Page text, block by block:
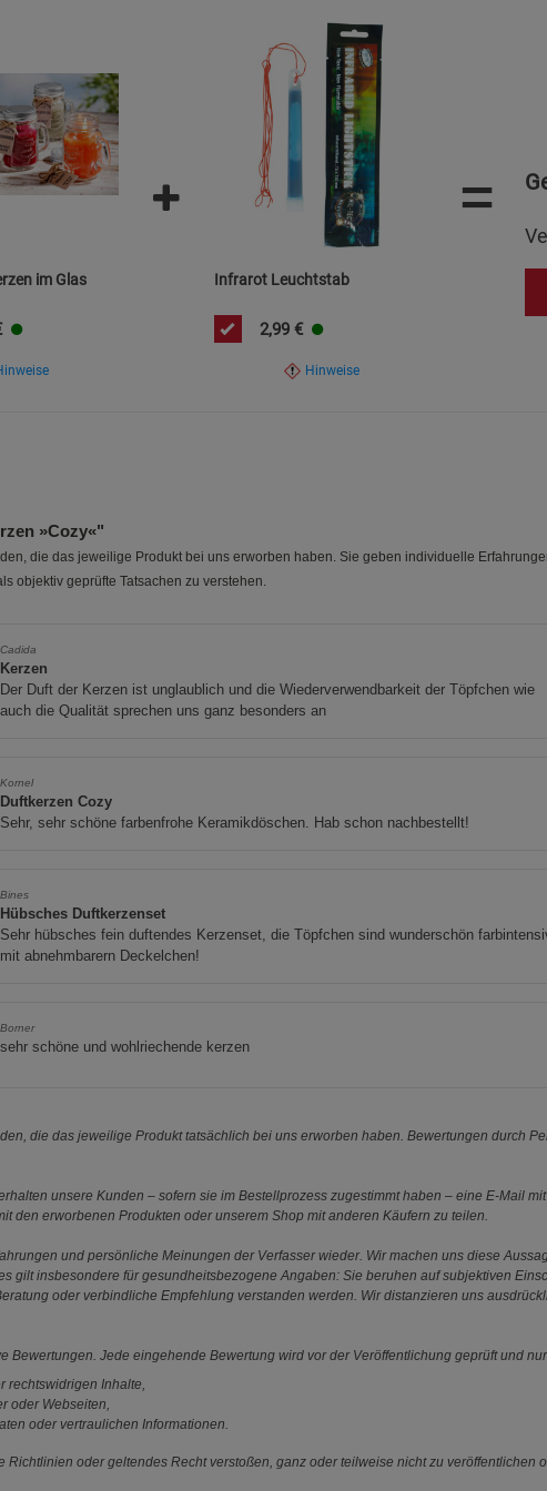
im Glas Infrarot Leuchtstab
2,99 €
Hinweise
=
»Cozy«"
die das jeweilige Produkt bei uns erworben haben. Sie geben individuelle
objektiv geprüfte Tatsachen zu verstehen.
Cadida
Kerzen
Der Duft der Kerzen ist unglaublich und die Wiederverwendbarkeit der Töpfchen wie
auch die Qualität sprechen uns ganz besonders an
Kornel
Duftkerzen Cozy
Sehr, sehr schöne farbenfrohe Keramikdöschen. Hab schon nachbestellt!
Bines
Hübsches Duftkerzenset
Sehr hübsches fein duftendes Kerzenset, die Töpfchen sind wunderschön
mit abnehmbarern Deckelchen!
Borner
sehr schöne und wohlriechende kerzen
die das jeweilige Produkt tatsächlich bei uns erworben haben. Bewertungen durch
unsere Kunden – sofern sie im Bestellprozess zugestimmt haben – eine E-Mail
den erworbenen Produkten oder unserem Shop mit anderen Käufern zu teilen.
und persönliche Meinungen der Verfasser wieder. Wir machen uns diese
gilt insbesondere für gesundheitsbezogene Angaben: Sie beruhen auf subjektiven
oder verbindliche Empfehlung verstanden werden. Wir distanzieren uns
Bewertungen. Jede eingehende Bewertung wird vor der Veröffentlichung geprüft und
rechtswidrigen Inhalte,
oder Webseiten,
oder vertraulichen Informationen.
Richtlinien oder geltendes Recht verstoßen, ganz oder teilweise nicht zu veröffentlichen
Cookie-Informationen anzeigen
Marketing Cookies (3)
Beschreibung Marketing Cookies
anzeigen
Datenschutzerklärung